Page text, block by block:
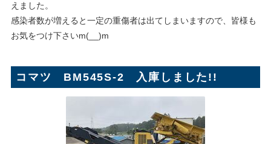
えました。
感染者数が増えると一定の重傷者は出てしまいますので、皆様も
お気をつけ下さいm(__)m
コマツ BM545S-2 入庫しました!!